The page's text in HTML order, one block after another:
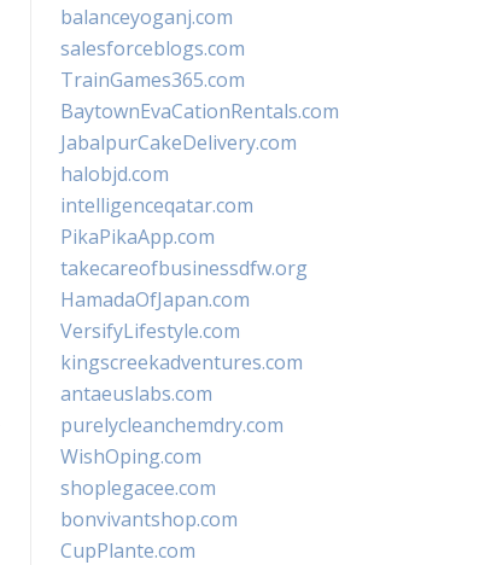
balanceyoganj.com
salesforceblogs.com
TrainGames365.com
BaytownEvaCationRentals.com
JabalpurCakeDelivery.com
halobjd.com
intelligenceqatar.com
PikaPikaApp.com
takecareofbusinessdfw.org
HamadaOfJapan.com
VersifyLifestyle.com
kingscreekadventures.com
antaeuslabs.com
purelycleanchemdry.com
WishOping.com
shoplegacee.com
bonvivantshop.com
CupPlante.com